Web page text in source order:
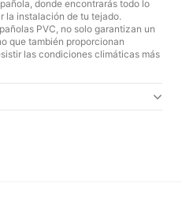
donde encontrarás todo lo
la instalación de tu tejado.
PVC, no solo garantizan un
que también proporcionan
las condiciones climáticas más